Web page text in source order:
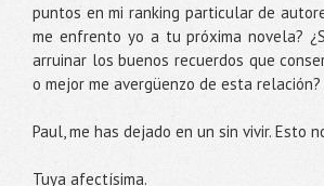
puntos en mi ranking particular de
me enfrento yo a tu próxima novela?
arruinar los buenos recuerdos que
o mejor me avergüenzo de esta
Paul, me has dejado en un sin vivir. Esto
Tuya afectísima.